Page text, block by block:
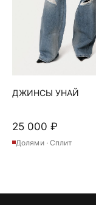
ДЖИНСЫ УНАЙ
25 000 ₽
Долями · Сплит
странице
товара.